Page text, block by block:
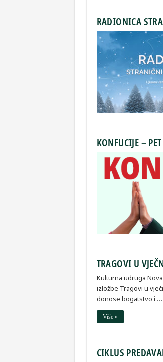
RADIONICA
KONFUCIJE –
TRAGOVI U
Kulturna udruga
izložbe Tragovi u
donose bogatstvo i …
Više »
CIKLUS